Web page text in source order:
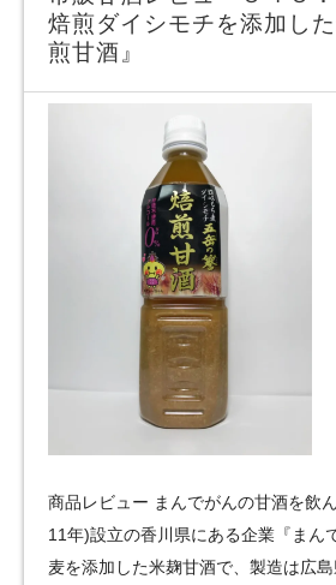
焙煎ダイシモチを添加し
煎甘酒』
商品レビュー まんでがんの甘酒を飲
11年)設立の香川県にある企業『まん
麦を添加した米麹甘酒で、製造は広